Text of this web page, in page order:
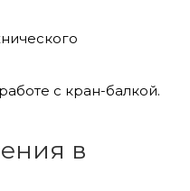
с кран-балкой.
в